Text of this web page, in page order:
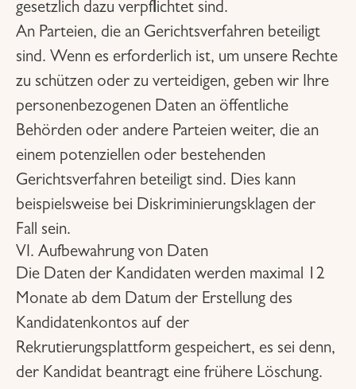
gesetzlich dazu verpflichtet sind.
An Parteien, die an Gerichtsverfahren beteiligt
sind. Wenn es erforderlich ist, um unsere Rechte
zu schützen oder zu verteidigen, geben wir Ihre
personenbezogenen Daten an öffentliche
Behörden oder andere Parteien weiter, die an
einem potenziellen oder bestehenden
Gerichtsverfahren beteiligt sind. Dies kann
beispielsweise bei Diskriminierungsklagen der
Fall sein.
VI. Aufbewahrung von Daten
Die Daten der Kandidaten werden maximal 12
Monate ab dem Datum der Erstellung des
Kandidatenkontos auf der
Rekrutierungsplattform gespeichert, es sei denn,
der Kandidat beantragt eine frühere Löschung.